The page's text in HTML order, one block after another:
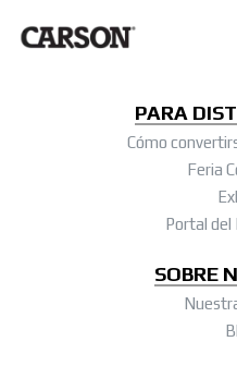
PARA
Cómo
Feria
Portal del
SOBRE